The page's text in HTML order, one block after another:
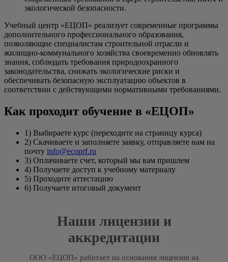
экологической безопасности.
Учебный центр «ЕЦОП» реализует современные программы
дополнительного профессионального образования,
позволяющие специалистам строительной отрасли и
жилищно-коммунального хозяйства своевременно обновлять
знания, соблюдать требования природоохранного
законодательства, снижать экологические риски и
обеспечивать безопасную эксплуатацию объектов в
соответствии с действующими нормативными требованиями.
Как проходит обучение в «ЕЦОП»
1) Выбираете курс (переходите на страницу курса)
2) Скачиваете и заполняете заявку, отправляете нам на
почту info@ecoprf.ru
3) Оплачиваете счет, который мы вам пришлем
4) Получаете доступ к учебному материалу
5) Проходите аттестацию
6) Получаете итоговый документ
Наши лицензии и
аккредитации
ООО «ЕЦОП» работает на основании лицензии на